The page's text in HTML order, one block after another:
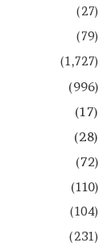
(27)
(79)
(1,727)
(996)
(17)
(28)
(72)
(110)
(104)
(231)